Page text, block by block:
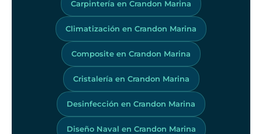
Carpintería en Crandon Marina
Climatización en Crandon Marina
Composite en Crandon Marina
Cristalería en Crandon Marina
Desinfección en Crandon Marina
Diseño Naval en Crandon Marina